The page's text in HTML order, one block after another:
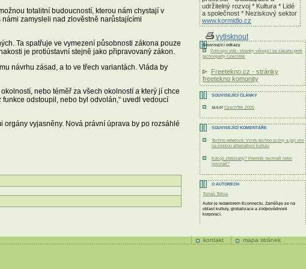
totalitní budoucností, kterou nám chystají v
zamysleli nad zlověstně narůstajícími
Ta spatřuje ve vymezení působnosti zákona pouze
je protiústavní stejně jako připravovaný zákon.
návrhu zásad, a to ve třech variantách. Vláda by
nebo téměř za všech okolností a který jí chce
odstoupil, nebo byl odvolán,“ uvedl vedoucí
vyjasněny. Nová právní úprava by po rozsáhlé
udržitelný rozvoj * Kultura * Lidé
a společnost * Neziskový sektor
www.kormidlo.cz
vytisknout
Související odkazy
Policejní stát - stránky věnující se zásahu proti
technoparty Czechtek
Freetekno.cz - stránky
freetekno komunity
SOUVISEJÍCÍ ČLÁNKY
18.5.07 CzechTek 2005
SOUVISEJÍCÍ KOMENTÁŘE
Techno rebelové: Vznik techno scény a její vliv
na českou alternativní kulturu
Kdo je zfetovaný? Premiér, technaři nebo
novináři?
O AUTORECH
Tomáš Tetiva
Autor je redaktorem Econnectu. Zaměřuje se na
oblast kultury, globalizace a zodpovědnosti
korporací.
kontakt mapa stránek